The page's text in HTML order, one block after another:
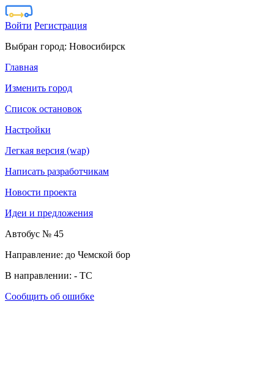
Войти Регистрация
Выбран город: Новосибирск
Главная
Изменить город
Список остановок
Настройки
Легкая версия (wap)
Написать разработчикам
Новости проекта
Идеи и предложения
Автобус № 45
Направление: до Чемской бор
В направлении: - ТС
Сообщить об ошибке